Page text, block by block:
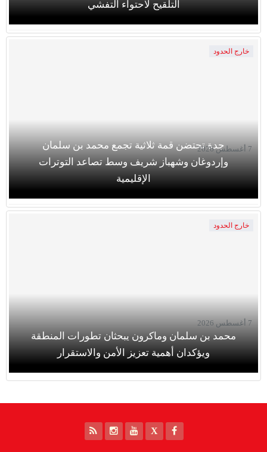
التلقيح لاحتواء التفشي
خارج الحدود
جدة تحتضن قمة ثلاثية تجمع محمد بن سلمان
وإردوغان وشهباز شريف وسط تصاعد التوترات
الإقليمية
7 أغسطس 2026
خارج الحدود
محمد بن سلمان وماكرون يبحثان تطورات المنطقة
ويؤكدان أهمية تعزيز الأمن والاستقرار
7 أغسطس 2026